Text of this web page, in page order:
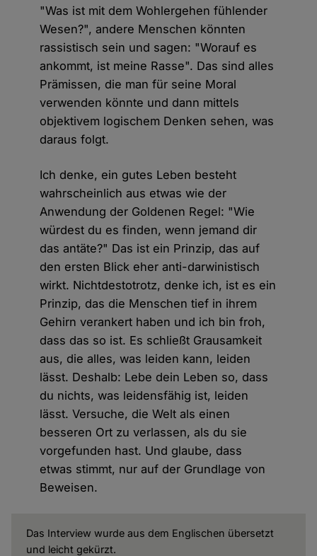
"Was ist mit dem Wohlergehen fühlender
Wesen?", andere Menschen könnten
rassistisch sein und sagen: "Worauf es
ankommt, ist meine Rasse". Das sind alles
Prämissen, die man für seine Moral
verwenden könnte und dann mittels
objektivem logischem Denken sehen, was
daraus folgt.
Ich denke, ein gutes Leben besteht
wahrscheinlich aus etwas wie der
Anwendung der Goldenen Regel: "Wie
würdest du es finden, wenn jemand dir
das antäte?" Das ist ein Prinzip, das auf
den ersten Blick eher anti-darwinistisch
wirkt. Nichtdestotrotz, denke ich, ist es ein
Prinzip, das die Menschen tief in ihrem
Gehirn verankert haben und ich bin froh,
dass das so ist. Es schließt Grausamkeit
aus, die alles, was leiden kann, leiden
lässt. Deshalb: Lebe dein Leben so, dass
du nichts, was leidensfähig ist, leiden
lässt. Versuche, die Welt als einen
besseren Ort zu verlassen, als du sie
vorgefunden hast. Und glaube, dass
etwas stimmt, nur auf der Grundlage von
Beweisen.
Das Interview wurde aus dem Englischen übersetzt
und leicht gekürzt.